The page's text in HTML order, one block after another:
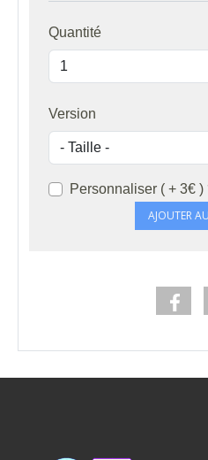
Quantité
Version
Personnaliser ( + 3€ )
AJOUTER